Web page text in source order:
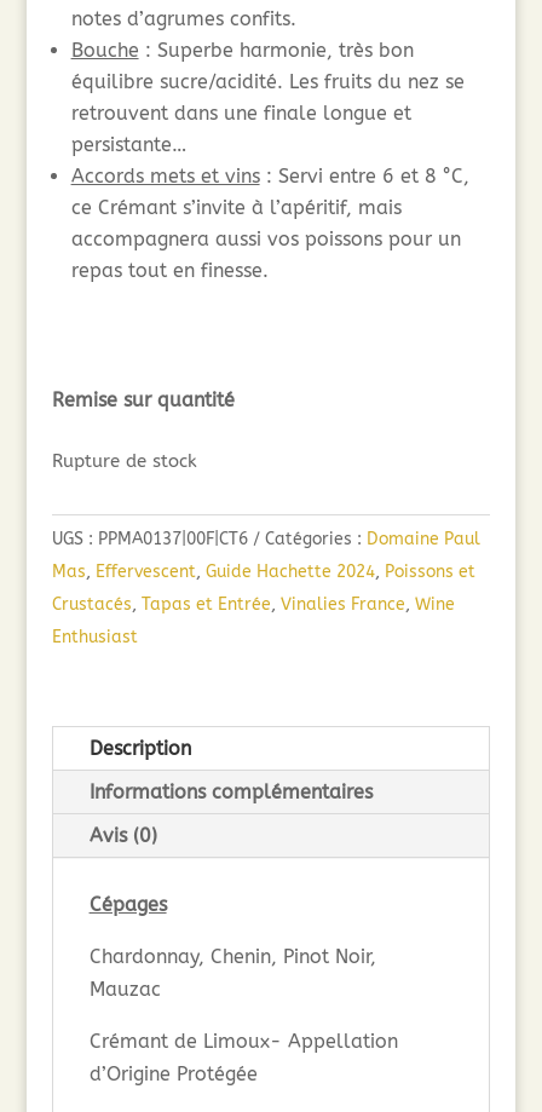
notes d’agrumes confits.
Bouche : Superbe harmonie, très bon
équilibre sucre/acidité. Les fruits du nez se
retrouvent dans une finale longue et
persistante…
Accords mets et vins: Servi entre 6 et 8 °C,
ce Crémant s’invite à l’apéritif, mais
accompagnera aussi vos poissons pour un
repas tout en finesse.
Remise sur quantité
Rupture de stock
UGS : PPMA0137|00F|CT6 Catégories : Domaine Paul
Mas, Effervescent, Guide Hachette 2024, Poissons et
Crustacés, Tapas et Entrée, Vinalies France, Wine
Enthusiast
Description
Informations complémentaires
Avis (0)
Cépages
Chardonnay, Chenin, Pinot Noir,
Mauzac
Crémant de Limoux- Appellation
d’Origine Protégée